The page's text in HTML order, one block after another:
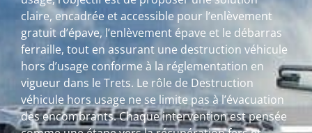
claire, encadrée et accessible pour l’enlèvement
gratuit d’épave, l’enlèvement épave et le débarras
ferraille, tout en assurant une destruction véhicule
hors d’usage conforme à la réglementation en
vigueur dans le Trets. Le rôle de Destruction
véhicule hors usage ne se limite pas à l’évacuation
des encombrants. Chaque intervention est pensée